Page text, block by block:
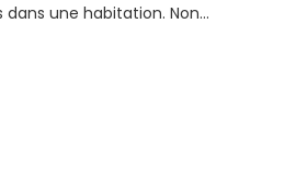
une habitation. Non…